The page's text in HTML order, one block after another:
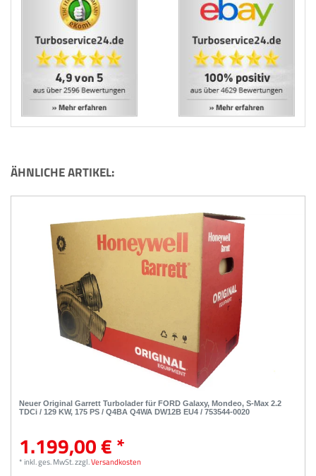
ÄHNLICHE ARTIKEL:
Neuer Original Garrett Turbolader für FORD Galaxy, Mondeo, S-Max 2.2
TDCi / 129 KW, 175 PS / Q4BA Q4WA DW12B EU4 / 753544-0020
1.199,00 € *
*inkl. ges. MwSt.zzgl.Versandkosten